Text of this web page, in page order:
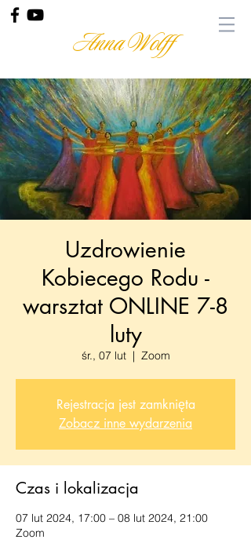
Anna Wolff
Uzdrowienie
Kobiecego Rodu -
warsztat ONLINE 7-8
luty
śr., 07 lut
  |
Zoom
Rejestracja jest zamknięta
Zobacz inne wydarzenia
Czas i lokalizacja
07 lut 2024, 17:00 – 08 lut 2024, 21:00
Zoom